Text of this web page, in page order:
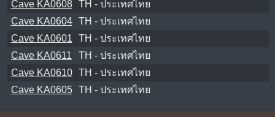
Cave KA0608
TH - ประเทศไทย
Cave KA0604
TH - ประเทศไทย
Cave KA0601
TH - ประเทศไทย
Cave KA0611
TH - ประเทศไทย
Cave KA0610
TH - ประเทศไทย
Cave KA0605
TH - ประเทศไทย